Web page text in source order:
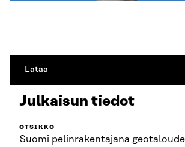
Lataa
Julkaisun tiedot
OTSIKKO
Suomi pelinrakentajana